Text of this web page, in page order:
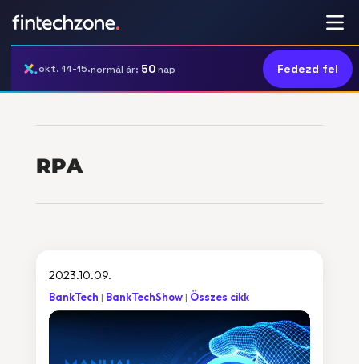
okt. 14-15.normál ár: 50nap Fedezd fel
RPA
2023.10.09.
BankTech BankTechShow Összes cikk